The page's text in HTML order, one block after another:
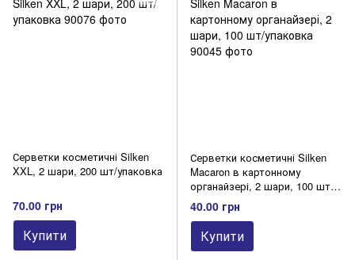
Серветки косметичні Silken
XXL, 2 шари, 200 шт/упаковка
70.00 грн
Купити
Серветки косметичні Silken
Macaron в картонному
органайзері, 2 шари, 100 шт/
упаковка
40.00 грн
Купити